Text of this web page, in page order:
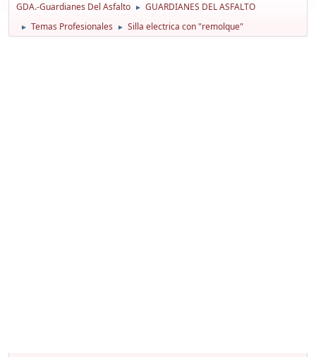
GDA.-Guardianes Del Asfalto ► GUARDIANES DEL ASFALTO
► Temas Profesionales ► Silla electrica con "remolque"